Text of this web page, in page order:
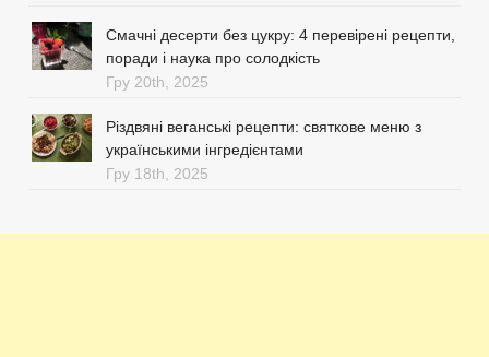
Смачні десерти без цукру: 4 перевірені рецепти,
поради і наука про солодкість
Гру 20th, 2025
Різдвяні веганські рецепти: святкове меню з
українськими інгредієнтами
Гру 18th, 2025